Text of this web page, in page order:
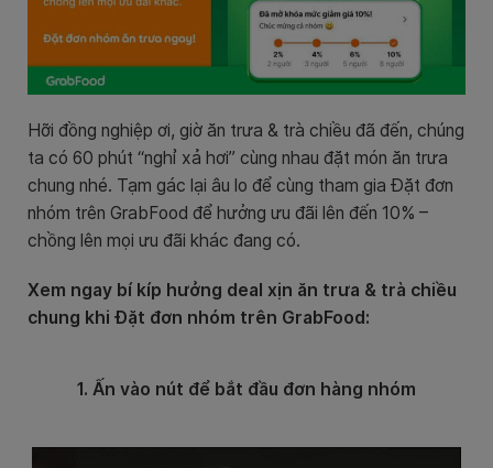
Hỡi đồng nghiệp ơi, giờ ăn trưa & trà chiều đã đến, chúng
ta có 60 phút “nghỉ xả hơi” cùng nhau đặt món ăn trưa
chung nhé. Tạm gác lại âu lo để cùng tham gia Đặt đơn
nhóm trên GrabFood để hưởng ưu đãi lên đến 10% –
chồng lên mọi ưu đãi khác đang có.
Xem ngay bí kíp hưởng deal xịn ăn trưa & trà chiều
chung khi Đặt đơn nhóm trên GrabFood:
1. Ấn vào nút để bắt đầu đơn hàng nhóm